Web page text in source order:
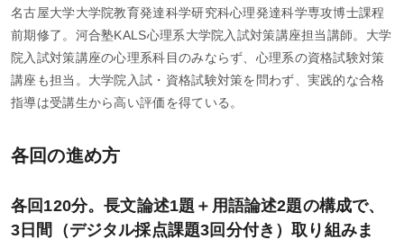
名古屋大学大学院教育発達科学研究科心理発達科学専攻博士課程
前期修了。河合塾KALS心理系大学院入試対策講座担当講師。大学
院入試対策講座の心理系科目のみならず、心理系の資格試験対策
講座も担当。大学院入試・資格試験対策を問わず、実践的な合格
指導は受講生から高い評価を得ている。
各回の進め方
各回120分。長文論述1題＋用語論述2題の構成で、
3日間（デジタル採点課題3回分付き）取り組みま